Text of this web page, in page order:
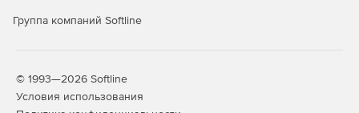
Группа компаний Softline
© 1993—2026 Softline
Условия использования